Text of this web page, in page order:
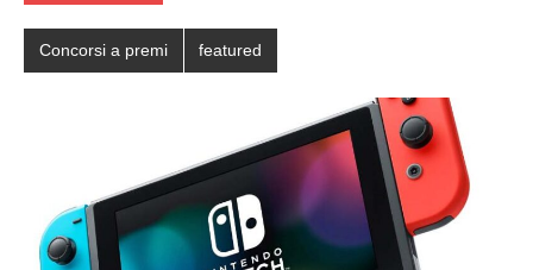
Concorsi a premi featured